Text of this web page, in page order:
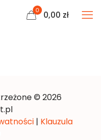
0 0,00 zł
© 2026
| Klauzula